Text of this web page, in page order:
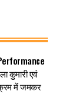
कुमारी एवं
में जमकर